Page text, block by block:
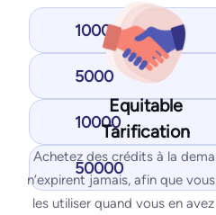
1000
5000
10000
50000
You get with Starter plan:
Inbox placement tests
IP & domain blocklist tests
DMARK test
SpamAssassin test
Equitable
Tarification
Achetez des crédits à la
n’expirent jamais, afin que
les utiliser quand vous en